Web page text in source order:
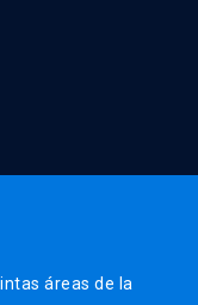
áreas de la